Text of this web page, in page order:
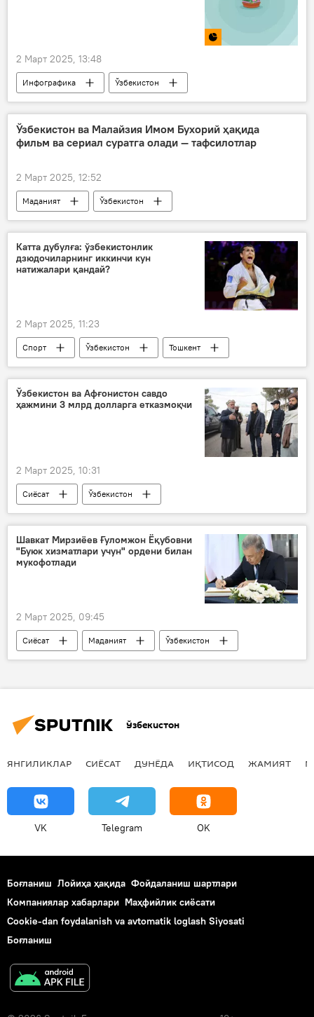
2 Март 2025, 13:48
Инфографика
Ўзбекистон
Календарь
март
Ўзбекистон ва Малайзия Имом Бухорий ҳақида
фильм ва сериал суратга олади — тафсилотлар
2 Март 2025, 12:52
Маданият
Ўзбекистон
Малайзия
фильм кино
Катта дубулға: ўзбекистонлик
дзюдочиларнинг иккинчи кун
натижалари қандай?
2 Март 2025, 11:23
Спорт Ўзбекистон
Тошкент
дзюдо
Ўзбекистон ва Афғонистон савдо
ҳажмини 3 млрд долларга етказмоқчи
2 Март 2025, 10:31
Сиёсат
Ўзбекистон
Афғонистон
савдо
Инвестициялар ва ташқи савдо вазирлиги
Лазиз Қудратов
Шавкат Мирзиёев Ғуломжон Ёқубовни
"Буюк хизматлари учун" ордени билан
мукофотлади
2 Март 2025, 09:45
Сиёсат Маданият
Ўзбекистон
мукофот
Ўзбекистон
ЯНГИЛИКЛАР СИЁСАТ ДУНЁДА ИҚТИСОД ЖАМИЯТ
VK Telegram OK
Боғланиш Лойиҳа ҳақида Фойдаланиш шартлари
Компаниялар хабарлари Маҳфийлик сиёсати
Cookie-dan foydalanish va avtomatik loglash Siyosati
Боғланиш